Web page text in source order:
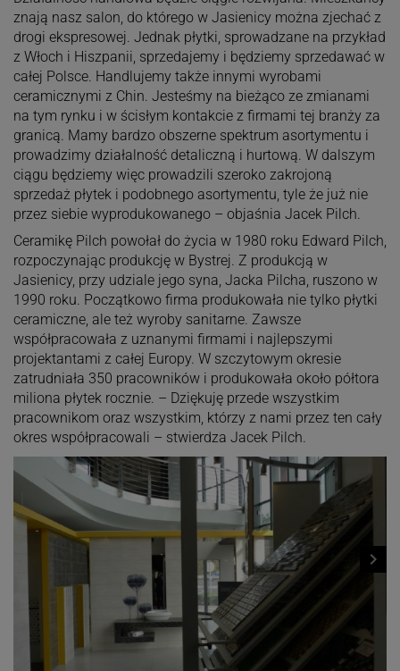
znają nasz salon, do którego w Jasienicy można zjechać z
drogi ekspresowej. Jednak płytki, sprowadzane na przykład
z Włoch i Hiszpanii, sprzedajemy i będziemy sprzedawać w
całej Polsce. Handlujemy także innymi wyrobami
ceramicznymi z Chin. Jesteśmy na bieżąco ze zmianami
na tym rynku i w ścisłym kontakcie z firmami tej branży za
granicą. Mamy bardzo obszerne spektrum asortymentu i
prowadzimy działalność detaliczną i hurtową. W dalszym
ciągu będziemy więc prowadzili szeroko zakrojoną
sprzedaż płytek i podobnego asortymentu, tyle że już nie
przez siebie wyprodukowanego – objaśnia Jacek Pilch.
Ceramikę Pilch powołał do życia w 1980 roku Edward Pilch,
rozpoczynając produkcję w Bystrej. Z produkcją w
Jasienicy, przy udziale jego syna, Jacka Pilcha, ruszono w
1990 roku. Początkowo firma produkowała nie tylko płytki
ceramiczne, ale też wyroby sanitarne. Zawsze
współpracowała z uznanymi firmami i najlepszymi
projektantami z całej Europy. W szczytowym okresie
zatrudniała 350 pracowników i produkowała około półtora
miliona płytek rocznie. – Dziękuję przede wszystkim
pracownikom oraz wszystkim, którzy z nami przez ten cały
okres współpracowali – stwierdza Jacek Pilch.
navigate_next